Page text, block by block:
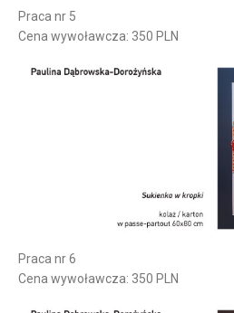
Praca nr 5
Cena wywoławcza: 350 PLN
Praca nr 6
Cena wywoławcza: 350 PLN